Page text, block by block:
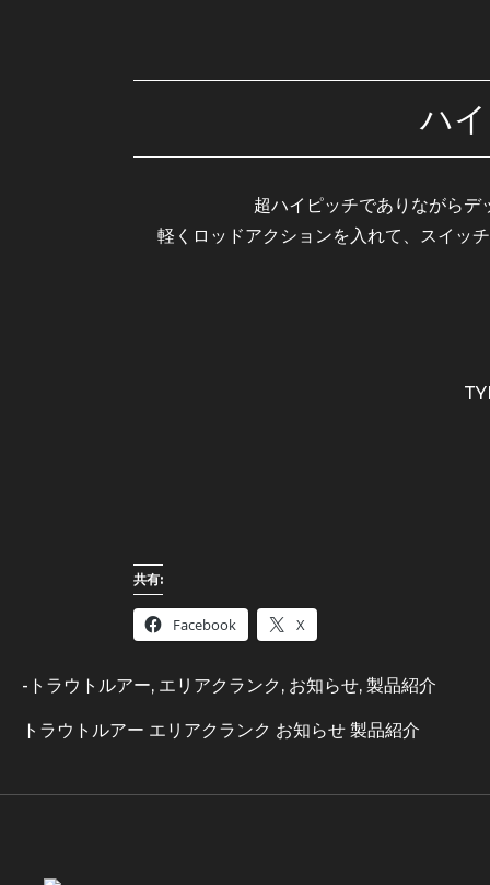
ハ
超ハイピッチでありながらデ
軽くロッドアクションを入れて、スイッ
共有:
Facebook X
- トラウトルアー, エリアクランク , お知らせ, 製品紹介
トラウトルアー エリアクランク お知らせ 製品紹介